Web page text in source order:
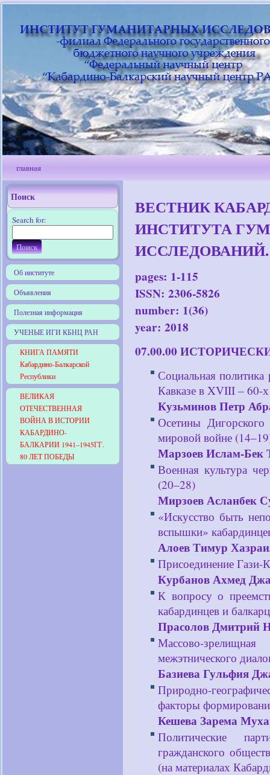
главная
Поиск
Search for:
Об институте
Объявления
Полезная информация
УЧЕНЫЕ ИГИ КБНЦ РАН
КНИГА ПАМЯТИ
Кабардино-Балкарской
Республики
ВЕЛИКАЯ
ОТЕЧЕСТВЕННАЯ
ВОЙНА В ИСТОРИИ
КАБАРДИНО-
БАЛКАРИИ 1941–1945ГГ.
80 ЛЕТ ПОБЕДЫ
ВЕСТНИК
ИНСТИТУТА
ИССЛЕДОВАНИЙ.
pages: 1-115
ISSN: 2306-5826
number: 1(36)
year: 2018
07.00.00
Социальная политика
Кавказе в XVIII – 60-
Кузьминов Петр
Осетины
мировой войне
Марзоев Ислам-Бек
Военная культура
(20–28)
Мирзоев Асланбек
«Искусство быть
вспышки»
Алоев Тимур
Присоединение Гази-
Курбанов Ахмед
К вопросу о
кабардинцев и
Прасолов Дмитрий
Массово-
межэтнического
Базиева Гульфия
Природно-
факторы
Кешева Зарема
Политические
гражданского
(на материалах